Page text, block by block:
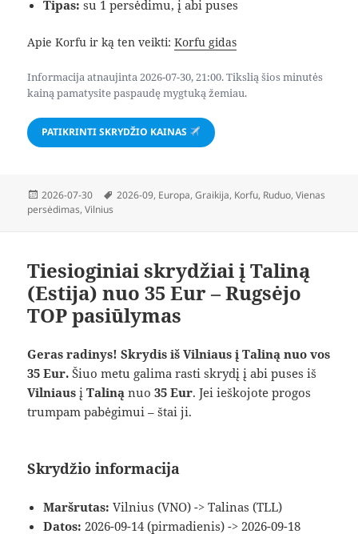
Tipas: su 1 persėdimu, į abi puses
Apie Korfu ir ką ten veikti:Korfu gidas
Informacija atnaujinta 2026-07-30, 21:00. Tikslią šios minutės
kainą pamatysite paspaudę mygtuką žemiau.
PATIKRINTI SKRYDŽIO KAINAS
Paskelbta
2026-07-30 Žymos
2026-09, Europa,Graikija, Korfu, Ruduo,Vienas
persėdimas,Vilnius
Tiesioginiai skrydžiai į Taliną
(Estija) nuo 35 Eur – Rugsėjo
TOP pasiūlymas
Geras radinys! Skrydis iš Vilniaus į Taliną nuo vos
35 Eur. Šiuo metu galima rasti skrydį į abi puses iš
Vilniaus įTaliną nuo35 Eur. Jei ieškojote progos
trumpam pabėgimui – štai ji.
Skrydžio informacija
Maršrutas: Vilnius (VNO) -> Talinas (TLL)
Datos: 2026-09-14 (pirmadienis) -> 2026-09-18